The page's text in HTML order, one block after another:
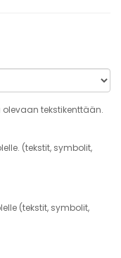
tekstikenttään.
(tekstit, symbolit,
(tekstit, symbolit,